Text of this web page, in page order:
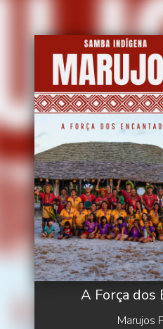
A Força dos
Marujos